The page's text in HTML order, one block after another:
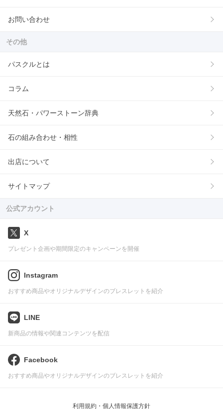
お問い合わせ
その他
パスクルとは
コラム
天然石・パワーストーン辞典
石の組み合わせ・相性
出店について
サイトマップ
公式アカウント
X
プレゼント企画や期間限定のキャンペーンを開催
Instagram
おすすめ商品やオリジナルデザインのブレスレットを紹介
LINE
新商品の情報や関連コンテンツを配信
Facebook
おすすめ商品やオリジナルデザインのブレスレットを紹介
利用規約・個人情報保護方針